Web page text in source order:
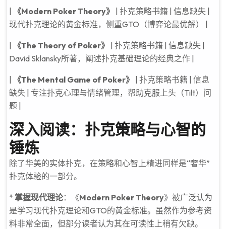
《Modern Poker Theory》
| 扑克策略书籍 | 信息缺失 |
现代扑克理论的黄金标准，侧重GTO（博弈论最优解） |
《The Theory of Poker》
| 扑克策略书籍 | 信息缺失 |
David Sklansky所著，阐述扑克基础理论的经典之作 |
《The Mental Game of Poker》
| 扑克策略书籍 | 信息
缺失 | 专注扑克心理与情绪管理，帮助克服上头（Tilt）问
题 |
深入阅读：扑克策略与心智的
锤炼
除了华美的实体扑克，在策略和心智上精进同样是“奢华”
扑克体验的一部分。
* 掌握现代理论：《Modern Poker Theory》被广泛认为
是学习现代扑克理论和GTO的黄金标准。虽然作为参考资
料非常全面，但部分读者认为其在可读性上稍有欠缺。